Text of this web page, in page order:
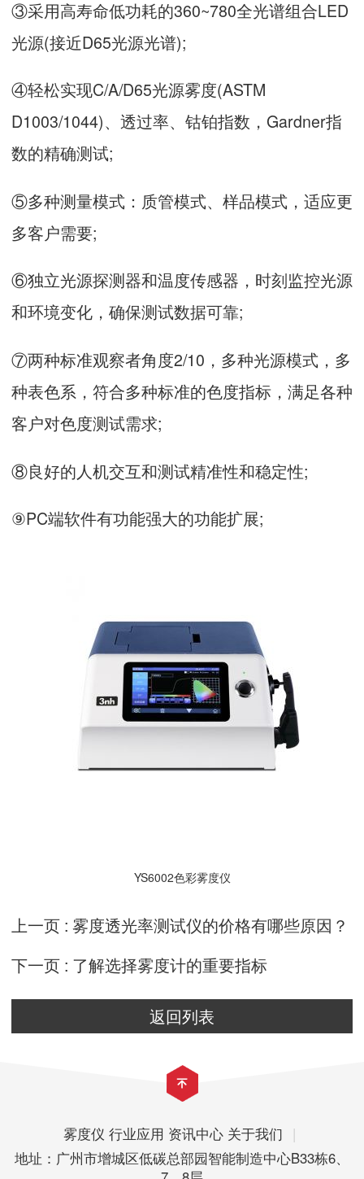
③采用高寿命低功耗的360~780全光谱组合LED
光源(接近D65光源光谱);
④轻松实现C/A/D65光源雾度(ASTM
D1003/1044)、透过率、钴铂指数，Gardner指
数的精确测试;
⑤多种测量模式：质管模式、样品模式，适应更
多客户需要;
⑥独立光源探测器和温度传感器，时刻监控光源
和环境变化，确保测试数据可靠;
⑦两种标准观察者角度2/10，多种光源模式，多
种表色系，符合多种标准的色度指标，满足各种
客户对色度测试需求;
⑧良好的人机交互和测试精准性和稳定性;
⑨PC端软件有功能强大的功能扩展;
YS6002色彩雾度仪
上一页 : 雾度透光率测试仪的价格有哪些原因？
下一页 : 了解选择雾度计的重要指标
返回列表
雾度仪 行业应用 资讯中心 关于我们
|
地址：广州市增城区低碳总部园智能制造中心B33栋6、